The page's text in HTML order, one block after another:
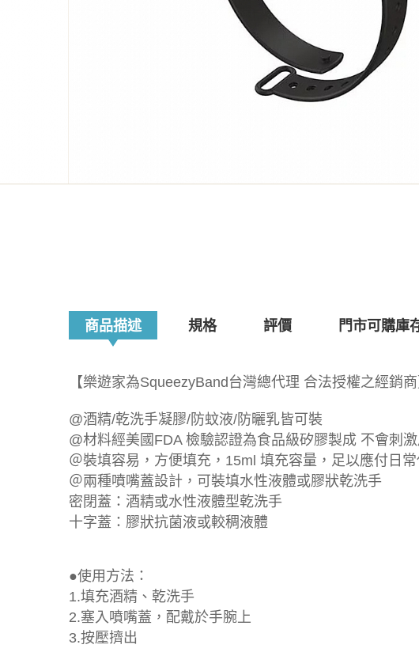
商品描述 規格 評價 門市可購庫
【樂遊家為SqueezyBand台灣總代理 合法授權之經銷商
@酒精/乾洗手凝膠/防蚊液/防曬乳皆可裝
@材料經美國FDA 檢驗認證為食品級矽膠製成 不會刺
＠裝填容易，方便填充，15ml 填充容量，足以應付日常
＠兩種噴嘴蓋設計，可裝填水性液體或膠狀乾洗手
密閉蓋：酒精或水性液體型乾洗手
十字蓋：膠狀抗菌液或較稠液體
●使用方法：
1.填充酒精、乾洗手
2.塞入噴嘴蓋，配戴於手腕上
3.按壓擠出